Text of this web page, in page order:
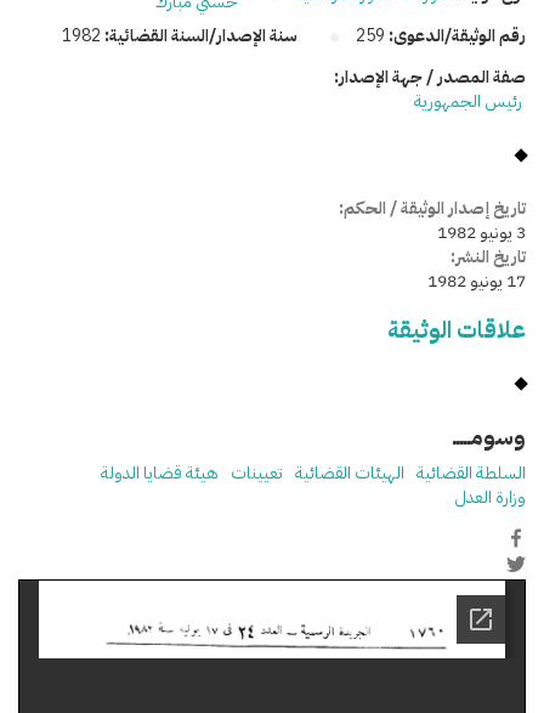
رقم الوثيقة/الدعوى: 259 سنة الإصدار/السنة القضائية: 1982
صفة المصدر / جهة الإصدار:
رئيس الجمهورية
تاريخ إصدار الوثيقة / الحكم:
3 يونيو 1982
تاريخ النشر:
17 يونيو 1982
علاقات الوثيقة
وسومـــــ
السلطة القضائية الهيئات القضائية تعيينات هيئة قضايا الدولة
وزارة العدل